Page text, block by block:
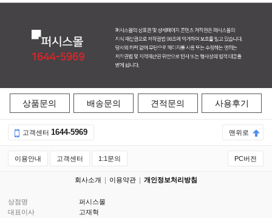
상품문의 배송문의 견적문의 사용후기
고객센터 1644-5969 맨위로
이용안내 고객센터 1:1문의 PC버전
회사소개 이용약관 개인정보처리방침
상점명
퍼시스몰
대표이사
고재혁